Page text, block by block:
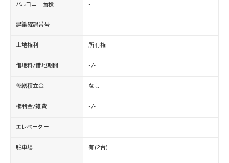
バルコニー面積 -
建築確認番号 -
土地権利 所有権
借地料/借地期間 -/-
修繕積立金 なし
権利金/雑費 -/-
エレベーター -
駐車場 有(2台)